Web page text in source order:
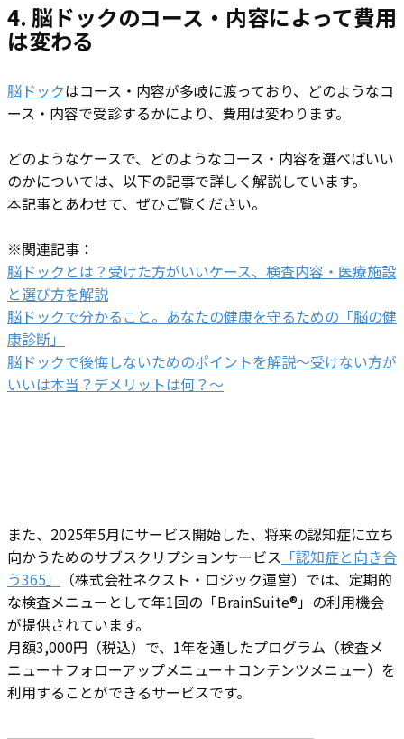
4. 脳ドックのコース・内容によって費用
は変わる
脳ドックはコース・内容が多岐に渡っており、どのようなコ
ース・内容で受診するかにより、費用は変わります。
どのようなケースで、どのようなコース・内容を選べばいい
のかについては、以下の記事で詳しく解説しています。
本記事とあわせて、ぜひご覧ください。
※関連記事：
脳ドックとは？受けた方がいいケース、検査内容・医療施設
と選び方を解説
脳ドックで分かること。あなたの健康を守るための「脳の健
康診断」
脳ドックで後悔しないためのポイントを解説～受けない方が
いいは本当？デメリットは何？～
また、2025年5月にサービス開始した、将来の認知症に立ち
向かうためのサブスクリプションサービス 「認知症と向き合
う365」
（株式会社ネクスト・ロジック運営）では、定期的
な検査メニューとして年1回の「BrainSuite®」の利用機会
が提供されています。
月額3,000円（税込）で、1年を通したプログラム（検査メ
ニュー＋フォローアップメニュー＋コンテンツメニュー）を
利用することができるサービスです。